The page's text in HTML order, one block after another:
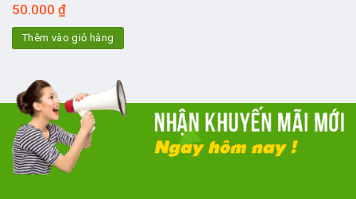
50.000 ₫
Thêm vào giỏ hàng